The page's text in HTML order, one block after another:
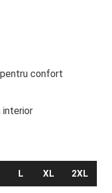
confort
interior
L XL 2XL